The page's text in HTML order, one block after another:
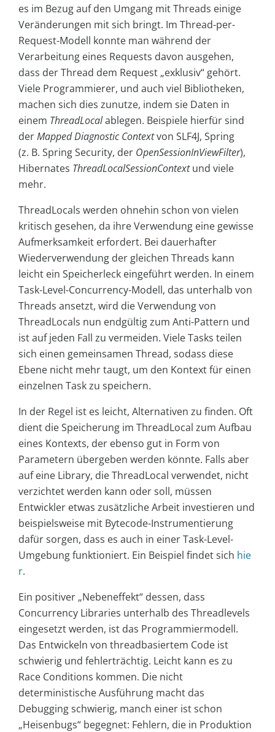
es im Bezug auf den Umgang mit Threads einige
Veränderungen mit sich bringt. Im Thread-per-
Request-Modell konnte man während der
Verarbeitung eines Requests davon ausgehen,
dass der Thread dem Request „exklusiv“ gehört.
Viele Programmierer, und auch viel Bibliotheken,
machen sich dies zunutze, indem sie Daten in
einem ThreadLocalablegen. Beispiele hierfür sind
derMapped Diagnostic Contextvon SLF4J, Spring
(z. B. Spring Security, der OpenSessionInViewFilter),
Hibernates ThreadLocalSessionContextund viele
mehr.
ThreadLocals werden ohnehin schon von vielen
kritisch gesehen, da ihre Verwendung eine gewisse
Aufmerksamkeit erfordert. Bei dauerhafter
Wiederverwendung der gleichen Threads kann
leicht ein Speicherleck eingeführt werden. In einem
Task-Level-Concurrency-Modell, das unterhalb von
Threads ansetzt, wird die Verwendung von
ThreadLocals nun endgültig zum Anti-Pattern und
ist auf jeden Fall zu vermeiden. Viele Tasks teilen
sich einen gemeinsamen Thread, sodass diese
Ebene nicht mehr taugt, um den Kontext für einen
einzelnen Task zu speichern.
In der Regel ist es leicht, Alternativen zu finden. Oft
dient die Speicherung im ThreadLocal zum Aufbau
eines Kontexts, der ebenso gut in Form von
Parametern übergeben werden könnte. Falls aber
auf eine Library, die ThreadLocal verwendet, nicht
verzichtet werden kann oder soll, müssen
Entwickler etwas zusätzliche Arbeit investieren und
beispielsweise mit Bytecode-Instrumentierung
dafür sorgen, dass es auch in einer Task-Level-
Umgebung funktioniert. Ein Beispiel findet sich hie
r.
Ein positiver „Nebeneffekt“ dessen, dass
Concurrency Libraries unterhalb des Threadlevels
eingesetzt werden, ist das Programmiermodell.
Das Entwickeln von threadbasiertem Code ist
schwierig und fehlerträchtig. Leicht kann es zu
Race Conditions kommen. Die nicht
deterministische Ausführung macht das
Debugging schwierig, manch einer ist schon
„Heisenbugs“ begegnet: Fehlern, die in Produktion